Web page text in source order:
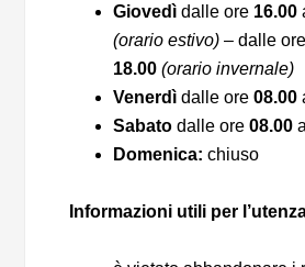
Giovedì dalle ore 16.00
(orario estivo) – dalle ore
18.00 (orario invernale)
Venerdì dalle ore08.00
Sabato dalle ore08.00
Domenica: chiuso
Informazioni utili per